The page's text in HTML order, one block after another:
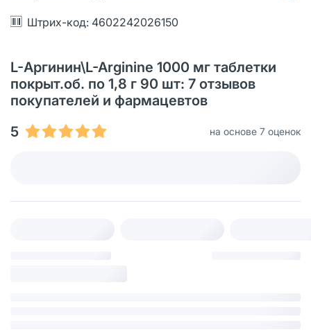
Штрих-код: 4602242026150
L-Аргинин\L-Arginine 1000 мг таблетки
покрыт.об. по 1,8 г 90 шт: 7 отзывов
покупателей и фармацевтов
5
на основе 7 оценок